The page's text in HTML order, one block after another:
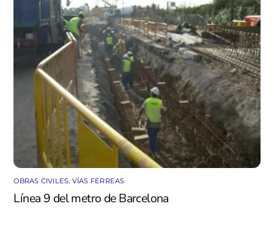
OBRAS CIVILES, VÍAS FÉRREAS
Línea 9 del metro de Barcelona